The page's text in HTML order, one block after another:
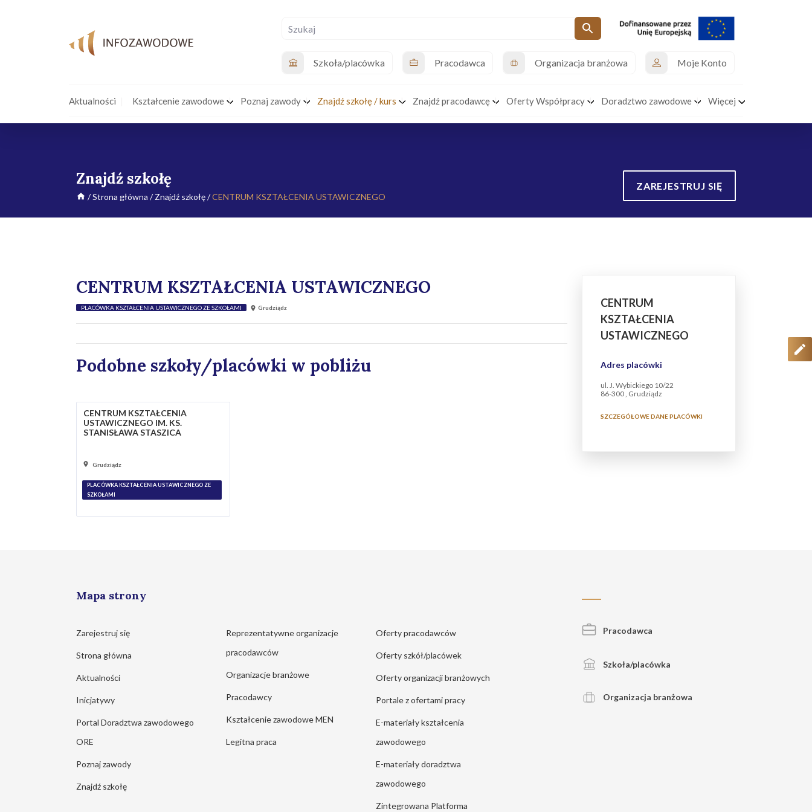
Szkoła/placówka Pracodawca Organizacja branżowa Moje Konto
Aktualności Kształcenie zawodowe Poznaj zawody Znajdź szkołę / kurs Znajdź pracodawcę Oferty Współpracy Doradztwo zawodowe Więcej
Znajdź szkołę
/Strona główna /Znajdź szkołę/CENTRUM KSZTAŁCENIA USTAWICZNEGO
ZAREJESTRUJ SIĘ
CENTRUM KSZTAŁCENIA USTAWICZNEGO
PLACÓWKA KSZTAŁCENIA USTAWICZNEGO ZE SZKOŁAMI Grudziądz
Podobne szkoły/placówki w pobliżu
CENTRUM KSZTAŁCENIA
USTAWICZNEGO IM. KS.
STANISŁAWA STASZICA
Grudziądz
PLACÓWKA KSZTAŁCENIA USTAWICZNEGO ZE
SZKOŁAMI
CENTRUM
KSZTAŁCENIA
USTAWICZNEGO
Adres placówki
ul. J. Wybickiego 10/22
86-300 , Grudziądz
SZCZEGÓŁOWE DANE PLACÓWKI
Mapa strony
Zarejestruj się
Strona główna
Aktualności
Inicjatywy
Portal Doradztwa zawodowego
ORE
Poznaj zawody
Znajdź szkołę
Reprezentatywne organizacje
pracodawców
Organizacje branżowe
Pracodawcy
Kształcenie zawodowe MEN
Legitna praca
Oferty pracodawców
Oferty szkół/placówek
Oferty organizacji branżowych
Portale z ofertami pracy
E-materiały kształcenia
zawodowego
E-materiały doradztwa
zawodowego
Zintegrowana Platforma
Pracodawca
Szkoła/placówka
Organizacja branżowa